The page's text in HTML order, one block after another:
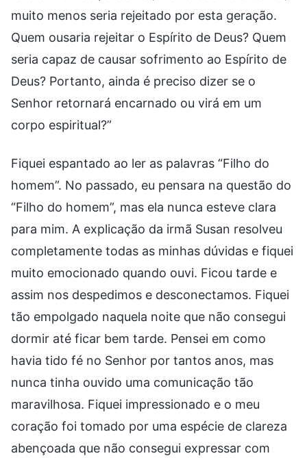
muito menos seria rejeitado por esta geração.
Quem ousaria rejeitar o Espírito de Deus? Quem
seria capaz de causar sofrimento ao Espírito de
Deus? Portanto, ainda é preciso dizer se o
Senhor retornará encarnado ou virá em um
corpo espiritual?”
Fiquei espantado ao ler as palavras “Filho do
homem”. No passado, eu pensara na questão do
“Filho do homem”, mas ela nunca esteve clara
para mim. A explicação da irmã Susan resolveu
completamente todas as minhas dúvidas e fiquei
muito emocionado quando ouvi. Ficou tarde e
assim nos despedimos e desconectamos. Fiquei
tão empolgado naquela noite que não consegui
dormir até ficar bem tarde. Pensei em como
havia tido fé no Senhor por tantos anos, mas
nunca tinha ouvido uma comunicação tão
maravilhosa. Fiquei impressionado e o meu
coração foi tomado por uma espécie de clareza
abençoada que não consegui expressar com